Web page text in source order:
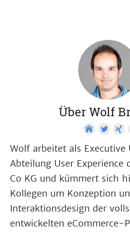
Über Wolf
Wolf arbeitet als Executive
Abteilung User Experience
Co KG und kümmert sich
Kollegen um Konzeption
Interaktionsdesign der
entwickelten eCommerce-